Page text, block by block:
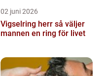
02 juni 2026
Vigselring herr så väljer
mannen en ring för livet